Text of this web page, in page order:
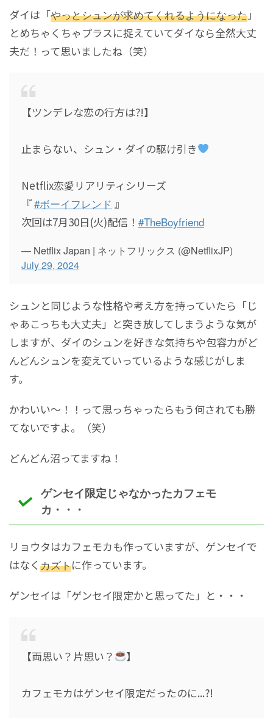
ダイは「やっとシュンが求めてくれるようになった」
とめちゃくちゃプラスに捉えていてダイなら全然大丈
夫だ！って思いましたね（笑）
【ツンデレな恋の行方は?!】
止まらない、シュン・ダイの駆け引き
Netflix恋愛リアリティシリーズ
『#ボーイフレンド 』
次回は7月30日(火)配信！ #TheBoyfriend
— Netflix Japan | ネットフリックス (@NetflixJP)
July 29, 2024
シュンと同じような性格や考え方を持っていたら「じ
ゃあこっちも大丈夫」と突き放してしまうような気が
しますが、ダイのシュンを好きな気持ちや包容力がど
んどんシュンを変えていっているような感じがしま
す。
かわいい～！！って思っちゃったらもう何されても勝
てないですよ。（笑）
どんどん沼ってますね！
ゲンセイ限定じゃなかったカフェモ
カ・・・
リョウタはカフェモカも作っていますが、ゲンセイで
はなく カズトに作っています。
ゲンセイは「ゲンセイ限定かと思ってた」と・・・
【両思い？片思い？ 】
カフェモカはゲンセイ限定だったのに...?!